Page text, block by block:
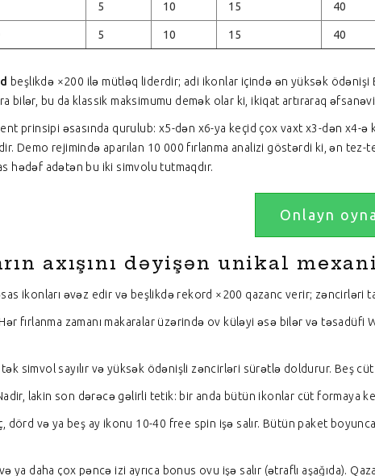
5 10 15 40
5 10 15 40
beşlikdə ×200 ilə mütləq liderdir; adi ikonlar içində ən yüksək ödənişi
bilər, bu da klassik maksimumu demək olar ki, ikiqat artıraraq əfsanəvi
prinsipi əsasında qurulub: x5-dən x6-ya keçid çox vaxt x3-dən
Demo rejimində aparılan 10 000 fırlanma analizi göstərdi ki, ən
hədəf adətən bu iki simvolu tutmaqdır.
Onlayn
axışını dəyişən unikal
ikonları əvəz edir və beşlikdə rekord ×200 qazanc verir; zəncirləri
Hər fırlanma zamanı makaralar üzərində ov küləyi əsə bilər və
simvol sayılır və yüksək ödənişli zəncirləri sürətlə doldurur. Beş
lakin son dərəcə gəlirli tetik: bir anda bütün ikonlar cüt formaya
dörd və ya beş ay ikonu 10-40 free spin işə salır. Bütün paket
ya daha çox pəncə izi ayrıca bonus ovu işə salır (ətraflı aşağıda).